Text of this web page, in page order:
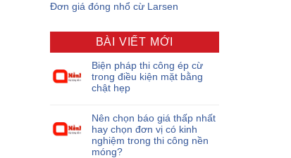
Đơn giá đóng nhổ cừ Larsen
BÀI VIẾT MỚI
Biện pháp thi công ép cừ
trong điều kiện mặt bằng
chật hẹp
Nên chọn báo giá thấp nhất
hay chọn đơn vị có kinh
nghiệm trong thi công nền
móng?